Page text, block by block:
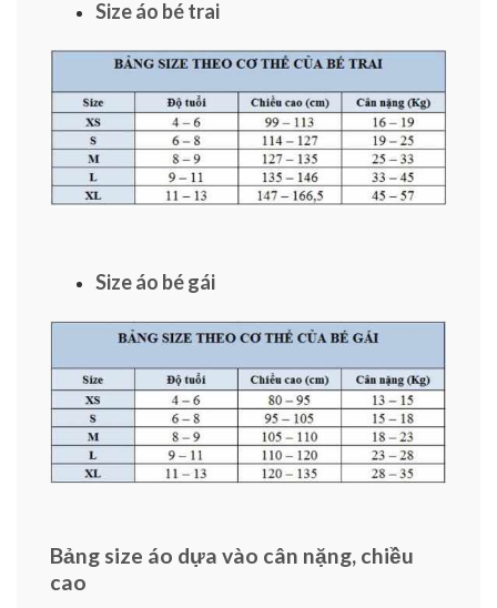
Size áo bé trai
Size áo bé gái
Bảng size áo dựa vào cân nặng, chiều
cao